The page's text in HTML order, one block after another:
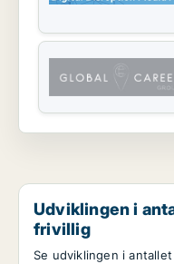
Udviklingen i
frivillig
Se udviklingen i